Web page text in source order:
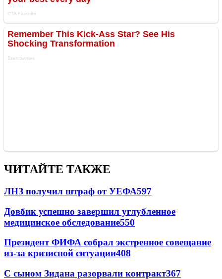
ЧИТАЙТЕ ТАКЖЕ
ЛНЗ получил штраф от УЕФА597
Довбик успешно завершил углубленное
медицинское обследование550
Президент ФИФА собрал экстренное совещание
из-за кризисной ситуации408
С сыном Зидана разорвали контракт367